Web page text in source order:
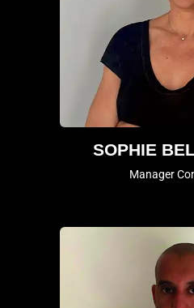
SOPHIE
Manager